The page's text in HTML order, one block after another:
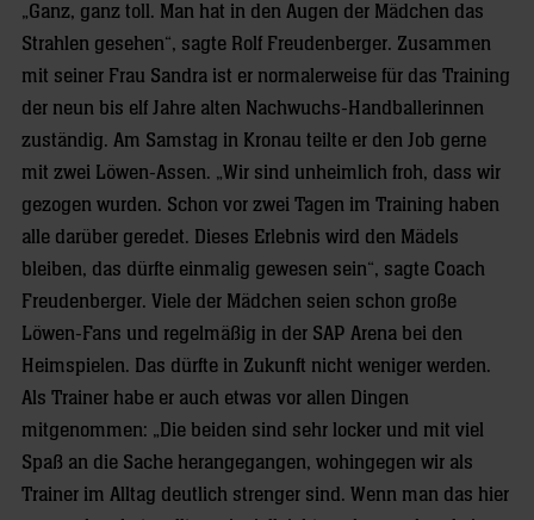
„Ganz, ganz toll. Man hat in den Augen der Mädchen das
Strahlen gesehen“, sagte Rolf Freudenberger. Zusammen
mit seiner Frau Sandra ist er normalerweise für das Training
der neun bis elf Jahre alten Nachwuchs-Handballerinnen
zuständig. Am Samstag in Kronau teilte er den Job gerne
mit zwei Löwen-Assen. „Wir sind unheimlich froh, dass wir
gezogen wurden. Schon vor zwei Tagen im Training haben
alle darüber geredet. Dieses Erlebnis wird den Mädels
bleiben, das dürfte einmalig gewesen sein“, sagte Coach
Freudenberger. Viele der Mädchen seien schon große
Löwen-Fans und regelmäßig in der SAP Arena bei den
Heimspielen. Das dürfte in Zukunft nicht weniger werden.
Als Trainer habe er auch etwas vor allen Dingen
mitgenommen: „Die beiden sind sehr locker und mit viel
Spaß an die Sache herangegangen, wohingegen wir als
Trainer im Alltag deutlich strenger sind. Wenn man das hier